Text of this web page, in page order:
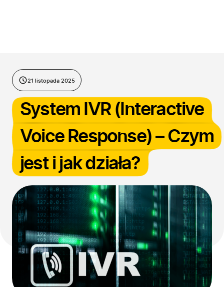
21 listopada 2025
System IVR (Interactive
Voice Response) – Czym
jest i jak działa?